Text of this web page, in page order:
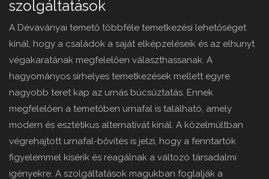
szolgáltatások
A Dévaványai temető többféle temetkezési lehetőséget
kínál, hogy a családok a saját elképzeléseik és az elhunyt
végakaratának megfelelően választhassanak. A
hagyományos sírhelyes temetkezések mellett egyre
nagyobb teret kap az urnás búcsúztatás. Ennek
megfelelően a temetőben urnafal is található, amely
modern és esztétikus alternatívát kínál. A közelmúltban
végrehajtott urnafal-bővítés is jelzi, hogy a fenntartók
figyelemmel kísérik és reagálnak a változó társadalmi
igényekre. A szolgáltatások magukban foglalják a